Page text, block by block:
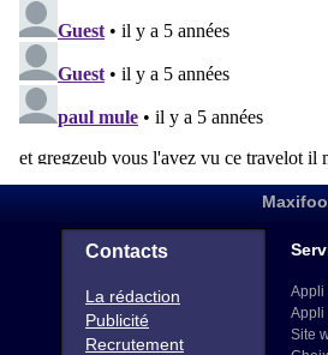
Contacts
La rédaction
Publicité
Recrutement
Appli
Appli
Site